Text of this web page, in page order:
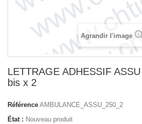
Agrandir l'image
LETTRAGE ADHESSIF
bis x 2
Référence AMBULANCE_ASSU_250_2
État : Nouveau produit